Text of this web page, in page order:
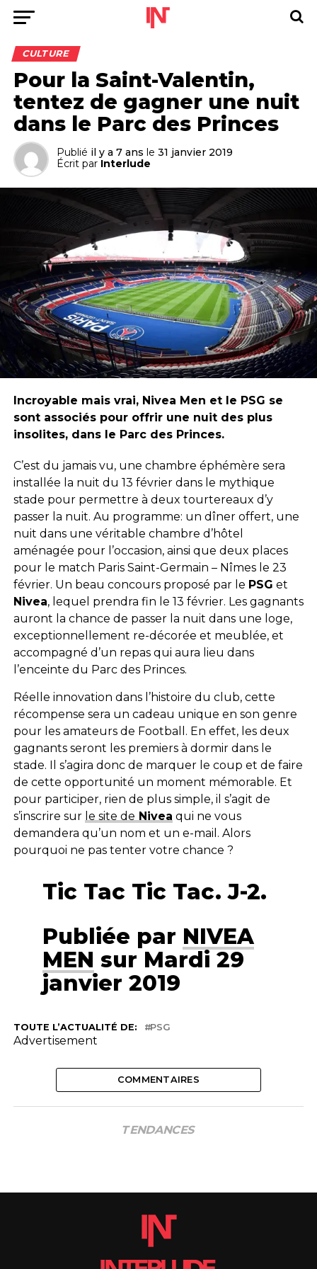
CULTURE
Pour la Saint-Valentin,
tentez de gagner une nuit
dans le Parc des Princes
Publié il y a 7 ans le 31 janvier 2019
Écrit par Interlude
Incroyable mais vrai, Nivea Men et le PSG se
sont associés pour offrir une nuit des plus
insolites, dans le Parc des Princes.
C’est du jamais vu, une chambre éphémère sera
installée la nuit du 13 février dans le mythique
stade pour permettre à deux tourtereaux d’y
passer la nuit. Au programme: un dîner offert, une
nuit dans une véritable chambre d’hôtel
aménagée pour l’occasion, ainsi que deux places
pour le match Paris Saint-Germain – Nîmes le 23
février. Un beau concours proposé par le PSG et
Nivea, lequel prendra fin le 13 février. Les gagnants
auront la chance de passer la nuit dans une loge,
exceptionnellement re-décorée et meublée, et
accompagné d’un repas qui aura lieu dans
l’enceinte du Parc des Princes.
Réelle innovation dans l’histoire du club, cette
récompense sera un cadeau unique en son genre
pour les amateurs de Football. En effet, les deux
gagnants seront les premiers à dormir dans le
stade. Il s’agira donc de marquer le coup et de faire
de cette opportunité un moment mémorable. Et
pour participer, rien de plus simple, il s’agit de
s’inscrire sur le site de Nivea qui ne vous
demandera qu’un nom et un e-mail. Alors
pourquoi ne pas tenter votre chance ?
Tic Tac Tic Tac. J-2.
Publiée par NIVEA
MEN sur Mardi 29
janvier 2019
TOUTE L’ACTUALITÉ DE: PSG
Advertisement
COMMENTAIRES
TENDANCES